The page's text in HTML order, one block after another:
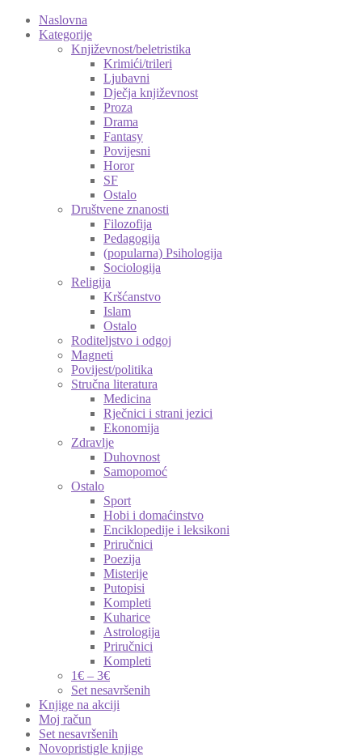
Naslovna
Kategorije
Književnost/beletristika
Krimići/trileri
Ljubavni
Dječja književnost
Proza
Drama
Fantasy
Povijesni
Horor
SF
Ostalo
Društvene znanosti
Filozofija
Pedagogija
(popularna) Psihologija
Sociologija
Religija
Kršćanstvo
Islam
Ostalo
Roditeljstvo i odgoj
Magneti
Povijest/politika
Stručna literatura
Medicina
Rječnici i strani jezici
Ekonomija
Zdravlje
Duhovnost
Samopomoć
Ostalo
Sport
Hobi i domaćinstvo
Enciklopedije i leksikoni
Priručnici
Poezija
Misterije
Putopisi
Kompleti
Kuharice
Astrologija
Priručnici
Kompleti
1€ – 3€
Set nesavršenih
Knjige na akciji
Moj račun
Set nesavršenih
Novopristigle knjige